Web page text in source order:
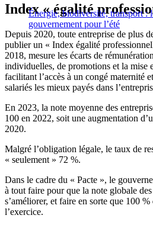
Énergie, biodiversité, transport :
gouvernement pour l’été
Index « égalité
Depuis 2020, toute entreprise de plus
publier un « Index égalité
2018, mesure les écarts de
individuelles, de promotions et la mise
facilitant l’accès à un congé maternité
salariés les mieux payés dans
En 2023, la note moyenne des
100 en 2022, soit une augmentation
2020.
Malgré l’obligation légale, le taux de
« seulement » 72 %.
Dans le cadre du « Pacte », le
à tout faire pour que la note globale
s’améliorer, et faire en sorte que 100 %
l’exercice.